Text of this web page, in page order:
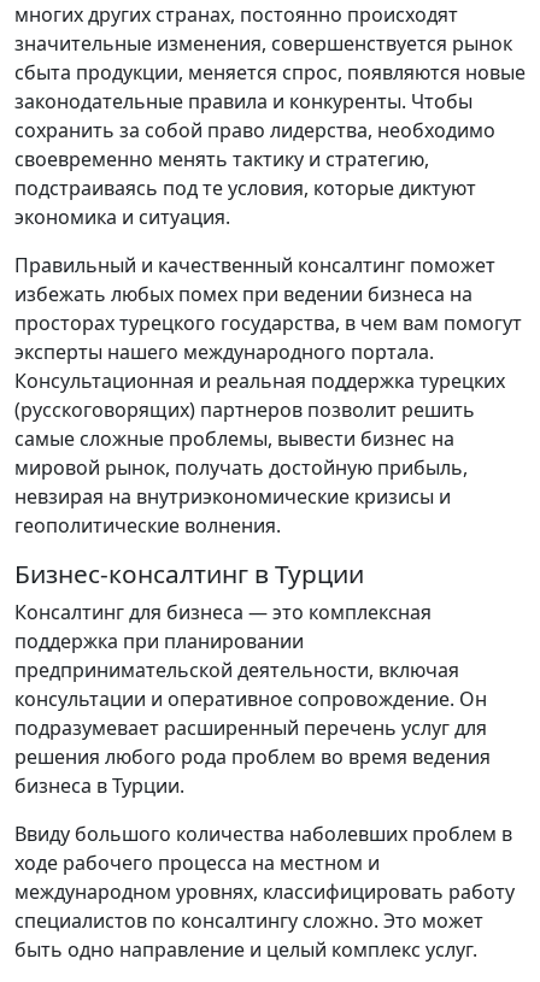
многих других странах, постоянно происходят
значительные изменения, совершенствуется рынок
сбыта продукции, меняется спрос, появляются новые
законодательные правила и конкуренты. Чтобы
сохранить за собой право лидерства, необходимо
своевременно менять тактику и стратегию,
подстраиваясь под те условия, которые диктуют
экономика и ситуация.
Правильный и качественный консалтинг поможет
избежать любых помех при ведении бизнеса на
просторах турецкого государства, в чем вам помогут
эксперты нашего международного портала.
Консультационная и реальная поддержка турецких
(русскоговорящих) партнеров позволит решить
самые сложные проблемы, вывести бизнес на
мировой рынок, получать достойную прибыль,
невзирая на внутриэкономические кризисы и
геополитические волнения.
Бизнес-консалтинг в Турции
Консалтинг для бизнеса — это комплексная
поддержка при планировании
предпринимательской деятельности, включая
консультации и оперативное сопровождение. Он
подразумевает расширенный перечень услуг для
решения любого рода проблем во время ведения
бизнеса в Турции.
Ввиду большого количества наболевших проблем в
ходе рабочего процесса на местном и
международном уровнях, классифицировать работу
специалистов по консалтингу сложно. Это может
быть одно направление и целый комплекс услуг.